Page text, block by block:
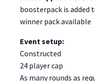
boosterpack is added
winner pack available
Event setup:
Constructed
24 player cap
As many rounds as